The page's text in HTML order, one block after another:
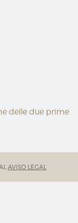
delle due prime
AVISO LEGAL